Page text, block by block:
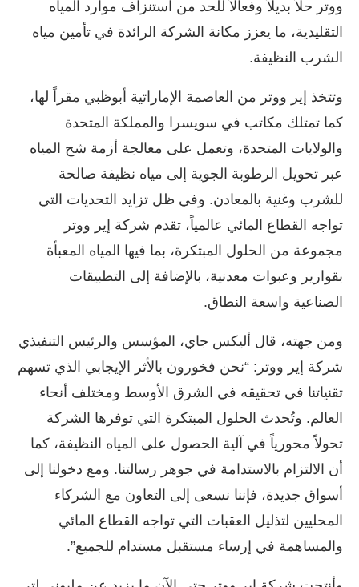
ووتر حلاً بديلاً وفعالاً للحد من استنزاف موارد المياه
التقليدية، ما يعزز مكانة الشركة الرائدة في تأمين مياه
الشرب النظيفة.
وتتخذ إير ووتر من العاصمة الإماراتية أبوظبي مقراً لها،
كما تمتلك مكاتب في سويسرا والمملكة المتحدة
والولايات المتحدة، وتعمل على معالجة أزمة شح المياه
عبر تحويل الرطوبة الجوية إلى مياه نظيفة صالحة
للشرب وغنية بالمعادن. وفي ظل تزايد التحديات التي
تواجه القطاع المائي عالمياً، تقدم شركة إير ووتر
مجموعة من الحلول المبتكرة، بما فيها المياه المعبأة
بقوارير وعبوات معدنية، بالإضافة إلى التطبيقات
الصناعية واسعة النطاق.
ومن جهته، قال أليكس جاي، المؤسس والرئيس التنفيذي
شركة إير ووتر: “نحن فخورون بالأثر الإيجابي الذي تسهم
تقنياتنا في تحقيقه في الشرق الأوسط ومختلف أنحاء
العالم. وتُحدث الحلول المبتكرة التي توفرها الشركة
تحولاً محورياً في آلية الحصول على المياه النظيفة، كما
أن الالتزام بالاستدامة في جوهر رسالتنا. ومع دخولنا إلى
أسواق جديدة، فإننا نسعى إلى التعاون مع الشركاء
المحليين لتذليل العقبات التي تواجه القطاع المائي
والمساهمة في إرساء مستقبل مستدام للجميع”.